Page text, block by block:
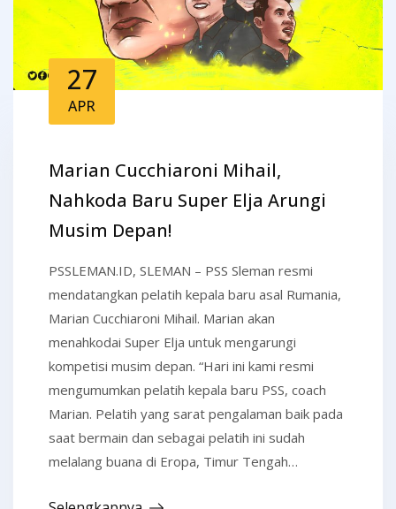
27
APR
Marian Cucchiaroni Mihail,
Nahkoda Baru Super Elja Arungi
Musim Depan!
PSSLEMAN.ID, SLEMAN – PSS Sleman resmi
mendatangkan pelatih kepala baru asal Rumania,
Marian Cucchiaroni Mihail. Marian akan
menahkodai Super Elja untuk mengarungi
kompetisi musim depan. “Hari ini kami resmi
mengumumkan pelatih kepala baru PSS, coach
Marian. Pelatih yang sarat pengalaman baik pada
saat bermain dan sebagai pelatih ini sudah
melalang buana di Eropa, Timur Tengah…